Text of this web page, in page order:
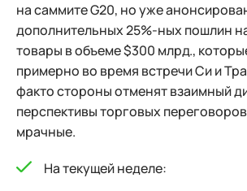
на саммите G20, но уже
дополнительных 25%-ных пошлин
товары в объеме $300 млрд.,
примерно во время встречи Си и
факто стороны отменят взаимный
перспективы торговых
мрачные.
На текущей неделе: